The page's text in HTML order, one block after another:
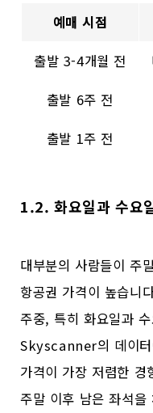
예매 시점
출발 3-4개월 전
출발 6주 전
출발 1주 전
1.2. 화요일과 수요
대부분의 사람들이 주
항공권 가격이 높습니
주중, 특히 화요일과
Skyscanner의 데이터
가격이 가장 저렴한 경
주말 이후 남은 좌석을